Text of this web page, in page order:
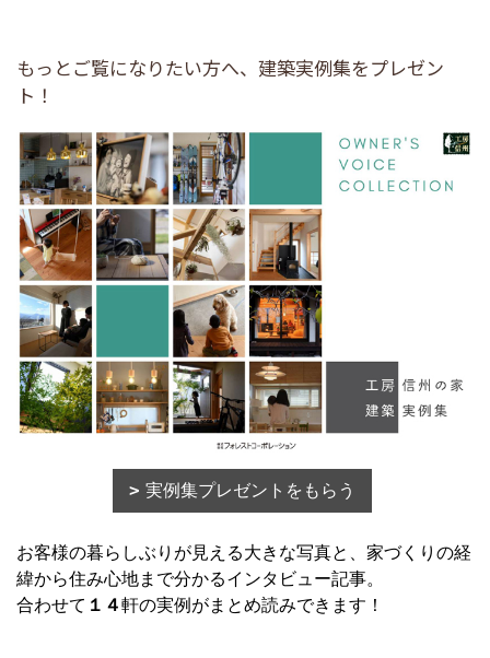
もっとご覧になりたい方へ、建築実例集をプレゼン
ト！
実例集プレゼントをもらう
お客様の暮らしぶりが見える大きな写真と、家づくりの経
緯から住み心地まで分かるインタビュー記事。
合わせて １４軒の実例がまとめ読みできます！